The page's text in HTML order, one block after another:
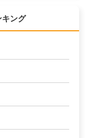
キング